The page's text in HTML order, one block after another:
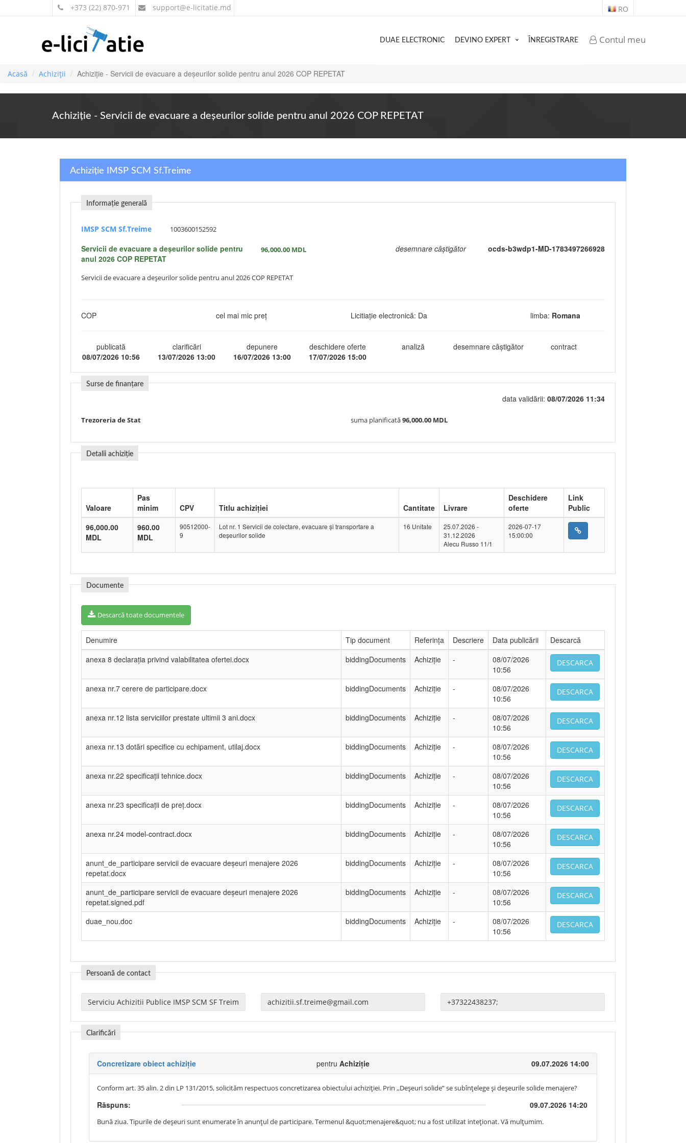
+373 (22) 870-971 support@e-licitatie.md RO
Contul meu
DUAE ELECTRONIC DEVINO EXPERT ÎNREGISTRARE
Acasă Achiziții Achiziție - Servicii de evacuare a deșeurilor solide pentru anul 2026 COP REPETAT
Achiziție - Servicii de evacuare a deșeurilor solide pentru anul 2026 COP REPETAT
Achiziție IMSP SCM Sf.Treime
Informație generală
IMSP SCM Sf.Treime 1003600152592
Servicii de evacuare a deșeurilor solide pentru
anul 2026 COP REPETAT
96,000.00 MDL desemnare câștigător ocds-b3wdp1-MD-1783497266928
Servicii de evacuare a deșeurilor solide pentru anul 2026 COP REPETAT
COP cel mai mic preț Licitiație electronică: Da limba: Romana
publicată
08/07/2026 10:56
clarificări
13/07/2026 13:00
depunere
16/07/2026 13:00
deschidere oferte
17/07/2026 15:00
analiză desemnare câștigător contract
Surse de finanțare
data validării: 08/07/2026 11:34
Trezoreria de Stat suma planificată96,000.00 MDL
Detalii achiziție
Valoare
Pas
minim
CPV Titlu achiziției Cantitate Livrare
Deschidere
oferte
Link
Public
96,000.00
MDL
960.00
MDL
90512000-
9
Lot nr. 1 Servicii de colectare, evacuare și transportare a
deșeurilor solide
16 Unitate
25.07.2026 -
31.12.2026
Alecu Russo 11/1
2026-07-17
15:00:00
Documente
Descarcă toate documentele
Denumire Tip document Referința Descriere Data publicării
Descarcă
anexa 8 declarația privind valabilitatea ofertei.docx
biddingDocuments Achiziție -
08/07/2026
10:56
DESCARCA
anexa nr.7 cerere de participare.docx biddingDocuments Achiziție -
08/07/2026
10:56
DESCARCA
anexa nr.12 lista serviciilor prestate ultimii 3 ani.docx biddingDocuments Achiziție -
08/07/2026
10:56
DESCARCA
anexa nr.13 dotări specifice cu echipament, utilaj.docx biddingDocuments Achiziție -
08/07/2026
10:56
DESCARCA
anexa nr.22 specificații tehnice.docx biddingDocuments Achiziție -
08/07/2026
10:56
DESCARCA
anexa nr.23 specificații de preț.docx biddingDocuments Achiziție -
08/07/2026
10:56
DESCARCA
anexa nr.24 model-contract.docx biddingDocuments Achiziție -
08/07/2026
10:56
DESCARCA
anunt_de_participare servicii de evacuare deșeuri menajere 2026
repetat.docx
biddingDocuments Achiziție -
08/07/2026
10:56
DESCARCA
anunt_de_participare servicii de evacuare deșeuri menajere 2026
repetat.signed.pdf
biddingDocuments Achiziție -
08/07/2026
10:56
DESCARCA
duae_nou.doc biddingDocuments Achiziție -
08/07/2026
10:56
DESCARCA
Persoană de contact
Clarificări
Concretizare obiect achiziție pentru Achiziție 09.07.2026 14:00
Conform art. 35 alin. 2 din LP 131/2015, solicităm respectuos concretizarea obiectului achiziției. Prin ,,Deșeuri solide” se subînțelege și deșeurile solide menajere?
Răspuns: 09.07.2026 14:20
Bună ziua. Tipurile de deșeuri sunt enumerate în anunțul de participare. Termenul &quot;menajere&quot; nu a fost utilizat inteționat. Vă mulțumim.